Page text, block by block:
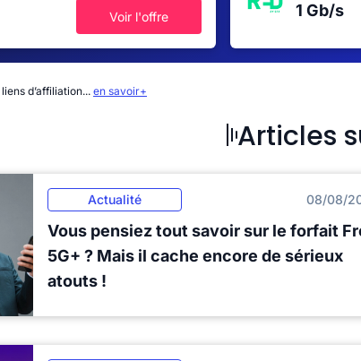
Voir l'offre 1 Gb/s
d’affiliation... en savoir+
Articles
Actualité 08/08/
Vous pensiez tout savoir sur le forfait
5G+ ? Mais il cache encore de sérieux
atouts !